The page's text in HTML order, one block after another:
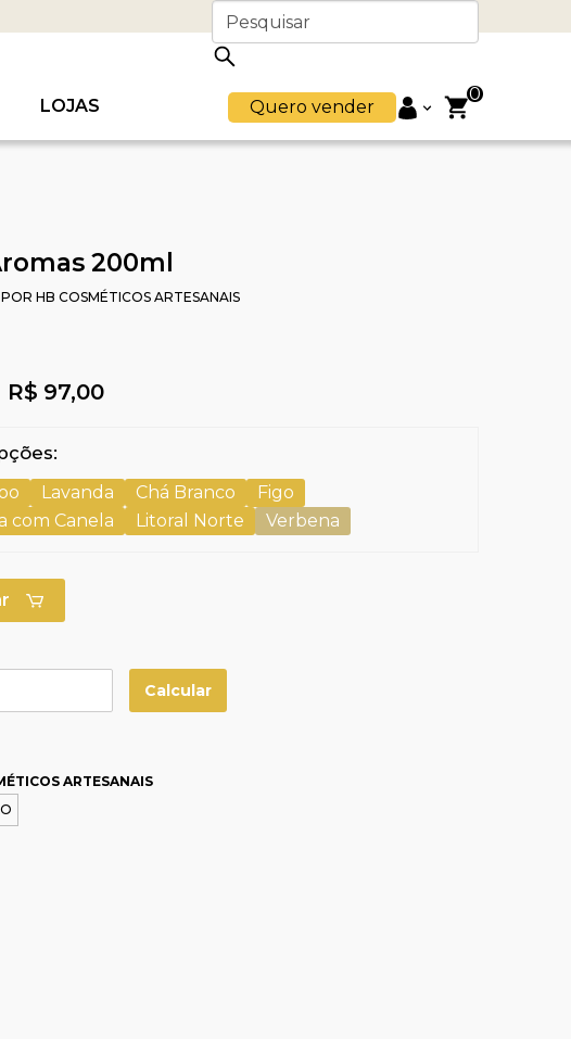
LOJAS Quero vender
0
200ml
HB COSMÉTICOS ARTESANAIS
R$ 97,00
Lavanda Chá Branco
Figo
com Canela
Litoral Norte Verbena
ARTESANAIS